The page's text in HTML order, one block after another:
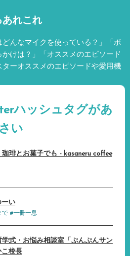
あれこれ
どんなマイクを使っている？」「ポ
けは？」「オススメのエピソード
ターオススメのエピソードや愛用機
ハッシュタグがあ
い
珈琲とお菓子でも - kasaneru coffee
ーい
で #一冊一息
学式・お悩み相談室「ぷんぷんサン
校長